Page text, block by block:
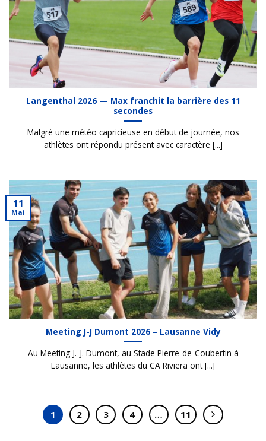
Langenthal 2026 — Max franchit la barrière des 11
secondes
Malgré une météo capricieuse en début de journée, nos
athlètes ont répondu présent avec caractère [...]
Meeting J-J Dumont 2026 – Lausanne Vidy
Au Meeting J.-J. Dumont, au Stade Pierre-de-Coubertin à
Lausanne, les athlètes du CA Riviera ont [...]
11
Mai
1 2 3 4 … 11